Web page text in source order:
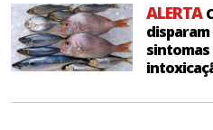
ALERTA
disparam